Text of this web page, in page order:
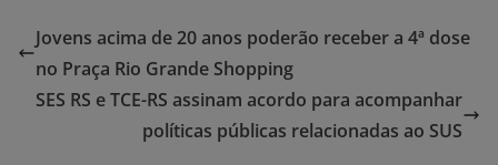
Jovens acima de 20 anos poderão receber a 4ª dose
no Praça Rio Grande Shopping
SES RS e TCE-RS assinam acordo para acompanhar
políticas públicas relacionadas ao SUS